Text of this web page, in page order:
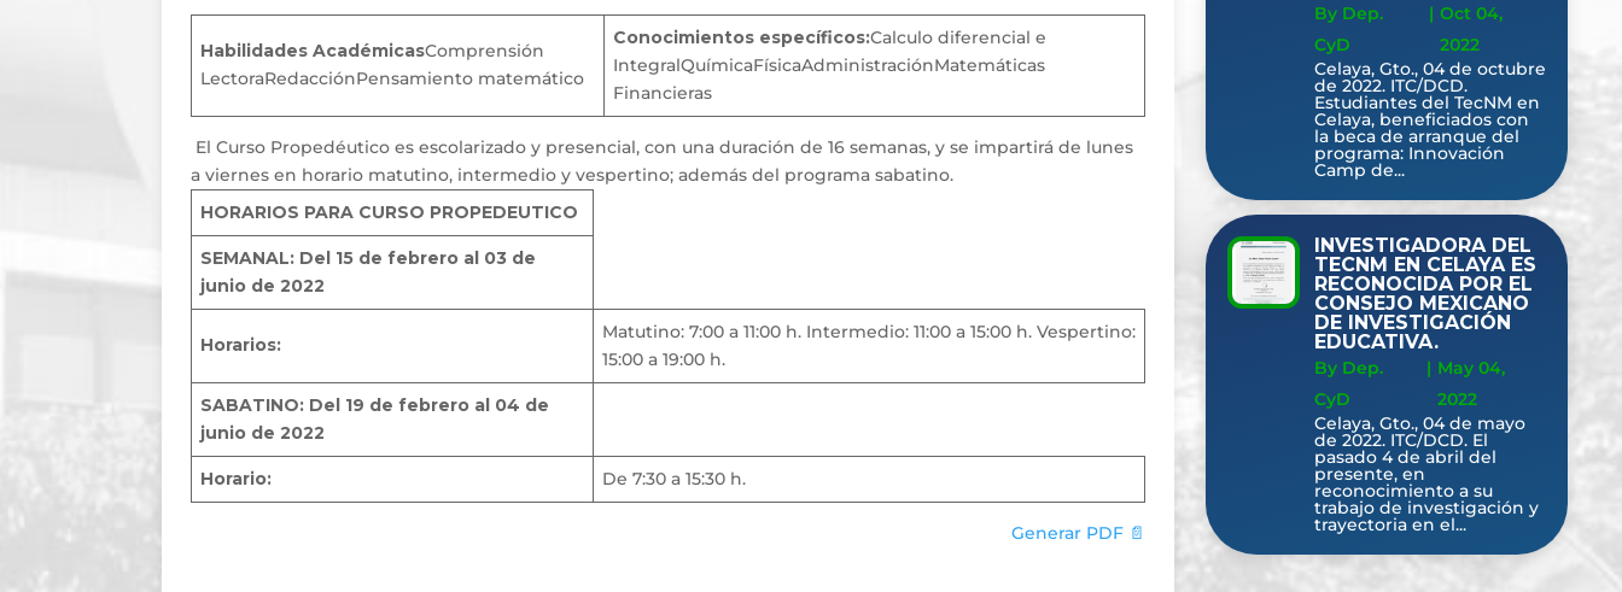
Habilidades AcadémicasComprensión
LectoraRedacciónPensamiento matemático
Conocimientos específicos:Calculo diferencial e
IntegralQuímicaFísicaAdministraciónMatemáticas
Financieras
El Curso Propedéutico es escolarizado y presencial, con una duración de 16 semanas, y se impartirá de lunes
a viernes en horario matutino, intermedio y vespertino; además del programa sabatino.
HORARIOS PARA CURSO PROPEDEUTICO
SEMANAL: Del 15 de febrero al 03 de
junio de 2022
Horarios:
Matutino: 7:00 a 11:00 h. Intermedio: 11:00 a 15:00 h. Vespertino:
15:00 a 19:00 h.
SABATINO: Del 19 de febrero al 04 de
junio de 2022
Horario: De 7:30 a 15:30 h.
Generar PDF 📄
By Dep.
CyD
| Oct 04,
2022
Celaya, Gto., 04 de octubre
de 2022. ITC/DCD.
Estudiantes del TecNM en
Celaya, beneficiados con
la beca de arranque del
programa: Innovación
Camp de...
INVESTIGADORA DEL
TECNM EN CELAYA ES
RECONOCIDA POR EL
CONSEJO MEXICANO
DE INVESTIGACIÓN
EDUCATIVA.
By Dep.
CyD
| May 04,
2022
Celaya, Gto., 04 de mayo
de 2022. ITC/DCD. El
pasado 4 de abril del
presente, en
reconocimiento a su
trabajo de investigación y
trayectoria en el...